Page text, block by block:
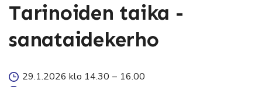
Tarinoiden taika -
sanataidekerho
29.1.2026 klo 14.30 – 16.00